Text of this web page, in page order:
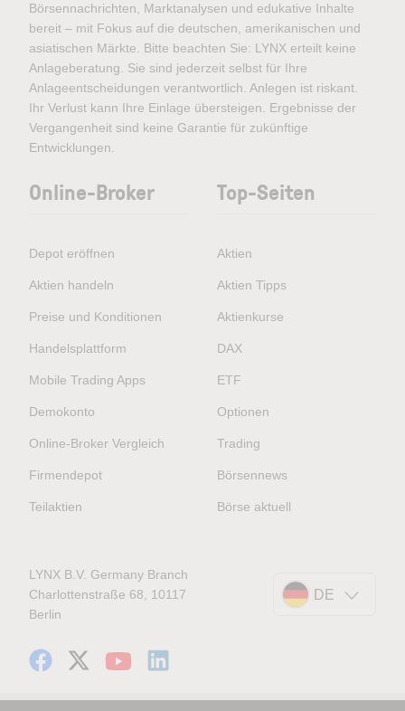
Börsennachrichten, Marktanalysen und edukative Inhalte
bereit – mit Fokus auf die deutschen, amerikanischen und
asiatischen Märkte. Bitte beachten Sie: LYNX erteilt keine
Anlageberatung. Sie sind jederzeit selbst für Ihre
Anlageentscheidungen verantwortlich. Anlegen ist riskant.
Ihr Verlust kann Ihre Einlage übersteigen. Ergebnisse der
Vergangenheit sind keine Garantie für zukünftige
Entwicklungen.
Online-Broker
Depot eröffnen
Aktien handeln
Preise und Konditionen
Handelsplattform
Mobile Trading Apps
Demokonto
Online-Broker Vergleich
Firmendepot
Teilaktien
Top-Seiten
Aktien
Aktien Tipps
Aktienkurse
DAX
ETF
Optionen
Trading
Börsennews
Börse aktuell
LYNX B.V. Germany Branch
Charlottenstraße 68, 10117
Berlin
DE